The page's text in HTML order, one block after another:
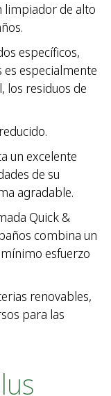
limpiador de alto
específicos,
especialmente
los residuos de
un excelente
de su
agradable.
Quick &
combina un
esfuerzo
renovables,
para las